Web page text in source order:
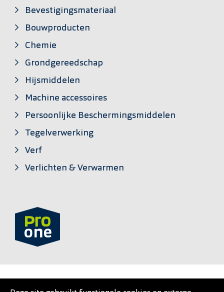
Bevestigingsmateriaal
Bouwproducten
Chemie
Grondgereedschap
Hijsmiddelen
Machine accessoires
Persoonlijke Beschermingsmiddelen
Tegelverwerking
Verf
Verlichten & Verwarmen